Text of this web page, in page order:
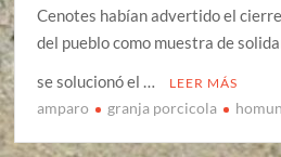
Cenotes habían advertido el
del pueblo como muestra de
se solucionó el …
LEER MÁS
amparo granja porcicola homun